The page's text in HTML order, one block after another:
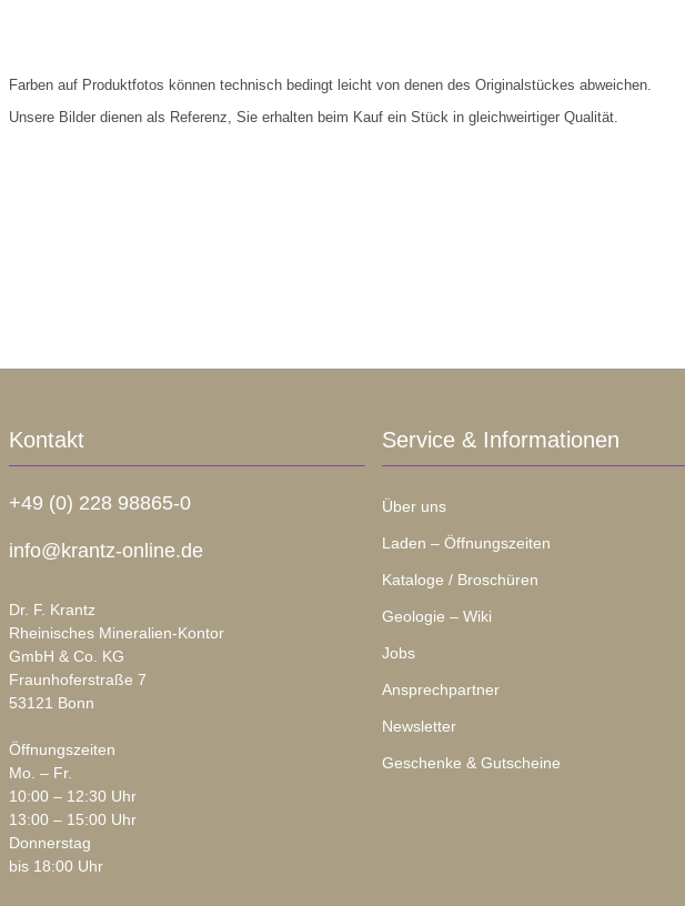
Farben auf Produktfotos können technisch bedingt leicht von denen des Originalstückes abweichen.
Unsere Bilder dienen als Referenz, Sie erhalten beim Kauf ein Stück in gleichweirtiger Qualität.
Kontakt
+49 (0) 228 98865-0
info@krantz-online.de
Dr. F. Krantz
Rheinisches Mineralien-Kontor
GmbH & Co. KG
Fraunhoferstraße 7
53121 Bonn
Öffnungszeiten
Mo. – Fr.
10:00 – 12:30 Uhr
13:00 – 15:00 Uhr
Donnerstag
bis 18:00 Uhr
Service & Informationen
Über uns
Laden – Öffnungszeiten
Kataloge / Broschüren
Geologie – Wiki
Jobs
Ansprechpartner
Newsletter
Geschenke & Gutscheine